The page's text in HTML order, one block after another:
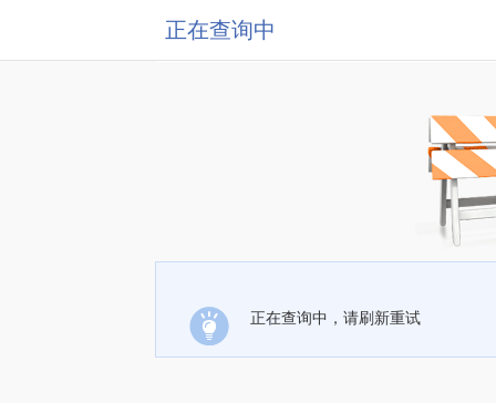
正在查询中
正在查询中，请刷新重试